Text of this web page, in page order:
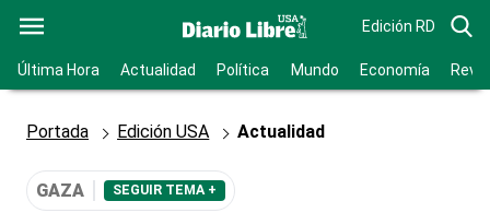
Edición RD
Última Hora Actualidad Política Mundo Economía
Portada Edición USA Actualidad
GAZA SEGUIR TEMA +